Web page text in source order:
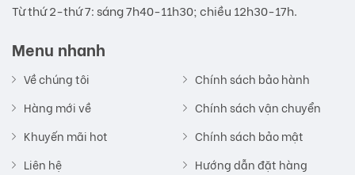
Từ thứ 2-thứ 7: sáng 7h40-11h30; chiều 12h30-17h.
Menu nhanh
Về chúng tôi
Hàng mới về
Khuyến mãi hot
Liên hệ
Chính sách bảo hành
Chính sách vận chuyển
Chính sách bảo mật
Hướng dẫn đặt hàng